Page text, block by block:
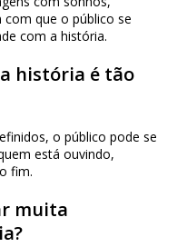
que o público se
com a história.
história é tão
o público pode se
está ouvindo,
fim.
muita